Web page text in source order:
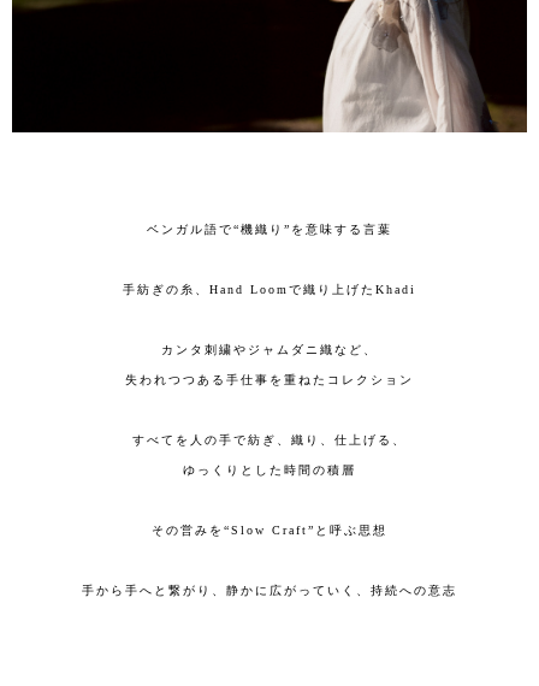
ベンガル語で“機織り”を意味する言葉
手紡ぎの糸、Hand Loomで織り上げたKhadi
カンタ刺繍やジャムダニ織など、
失われつつある手仕事を重ねたコレクション
すべてを人の手で紡ぎ、織り、仕上げる、
ゆっくりとした時間の積層
その営みを“Slow Craft”と呼ぶ思想
手から手へと繋がり、静かに広がっていく、持続への意志